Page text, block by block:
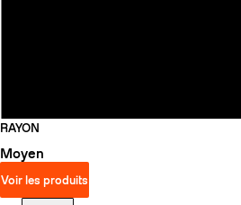
RAYON
Moyen
Voir les produits